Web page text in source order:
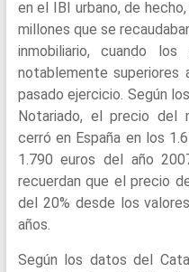
en el IBI urbano, de
millones que se
inmobiliario, cuando
notablemente
pasado ejercicio. Según
Notariado, el precio del
cerró en España en los
1.790 euros del año
recuerdan que el precio
del 20% desde los
años.
Según los datos del